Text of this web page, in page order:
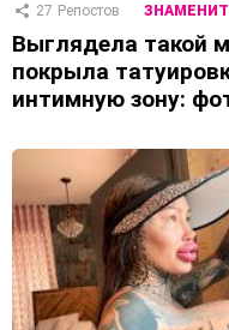
27 Репостов
Выглядела такой
покрыла
интимную зону: